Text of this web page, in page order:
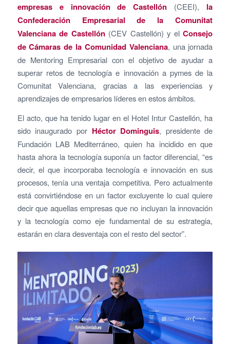
empresas e innovación de Castellón (CEEI), la
Confederación Empresarial de la Comunitat
Valenciana de Castellón (CEV Castellón) y elConsejo
de Cámaras de la Comunidad Valenciana, una jornada
de Mentoring Empresarial con el objetivo de ayudar a
superar retos de tecnología e innovación a pymes de la
Comunitat Valenciana, gracias a las experiencias y
aprendizajes de empresarios líderes en estos ámbitos.
El acto, que ha tenido lugar en el Hotel Intur Castellón, ha
sido inaugurado por Héctor Dominguis, presidente de
Fundación LAB Mediterráneo, quien ha incidido en que
hasta ahora la tecnología suponía un factor diferencial, “es
decir, el que incorporaba tecnología e innovación en sus
procesos, tenía una ventaja competitiva. Pero actualmente
está convirtiéndose en un factor excluyente lo cual quiere
decir que aquellas empresas que no incluyan la innovación
y la tecnología como eje fundamental de su estrategia,
estarán en clara desventaja con el resto del sector”.